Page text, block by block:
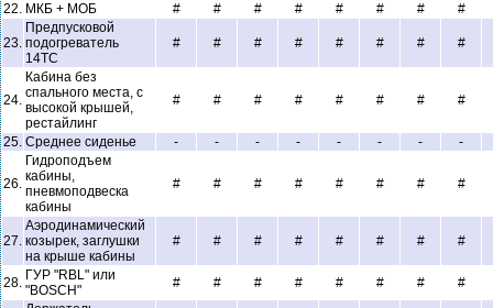
22. МКБ + МОБ # # # # # # # #
23.
Предпусковой
подогреватель
14ТС
# # # # # # # #
24.
Кабина без
спального места, с
высокой крышей,
рестайлинг
# # # # # # # #
25. Среднее сиденье - - - - - - - -
26.
Гидроподъем
кабины,
пневмоподвеска
кабины
# # # # # # # #
27.
Аэродинамический
козырек, заглушки
на крыше кабины
# # # # # # # #
28. ГУР "RBL" или
"BOSCH"
# # # # # # #
#